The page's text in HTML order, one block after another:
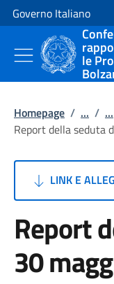
Vai al contenuto
Vai alla navigazione del
Governo Italiano
le
Homepage / ... / ...
Report della seduta
LINK E
Report
30